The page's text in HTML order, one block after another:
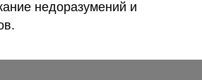
недоразумений и